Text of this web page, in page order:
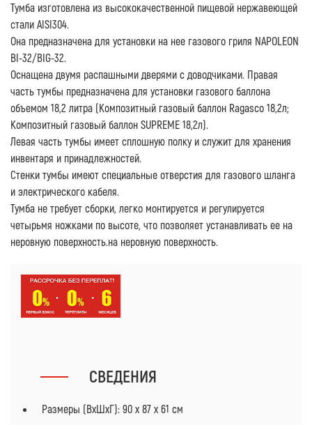
Тумба изготовлена из высококачественной пищевой нержавеющей
стали AISI304.
Она предназначена для установки на нее газового гриля NAPOLEON
BI-32/BIG-32.
Оснащена двумя распашными дверями с доводчиками. Правая
часть тумбы предназначена для установки газового баллона
объемом 18,2 литра (Композитный газовый баллон Ragasco 18,2л;
Композитный газовый баллон SUPREME 18,2л).
Левая часть тумбы имеет сплошную полку и служит для хранения
инвентаря и принадлежностей.
Стенки тумбы имеют специальные отверстия для газового шланга
и электрического кабеля.
Тумба не требует сборки, легко монтируется и регулируется
четырьмя ножками по высоте, что позволяет устанавливать ее на
неровную поверхность.на неровную поверхность.
СВЕДЕНИЯ
Размеры (ВхШхГ): 90 х 87 х 61 см